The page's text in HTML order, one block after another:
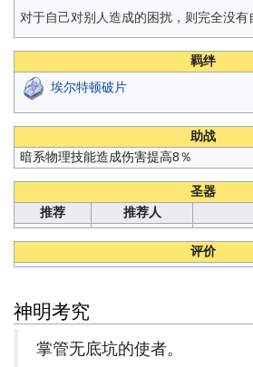
对于自己对别人造成的困扰，则完全没有
羁绊
埃尔特顿破片
助战
暗系物理技能造成伤害提高8％
圣器
推荐
推荐人
评价
神明考究
掌管无底坑的使者。